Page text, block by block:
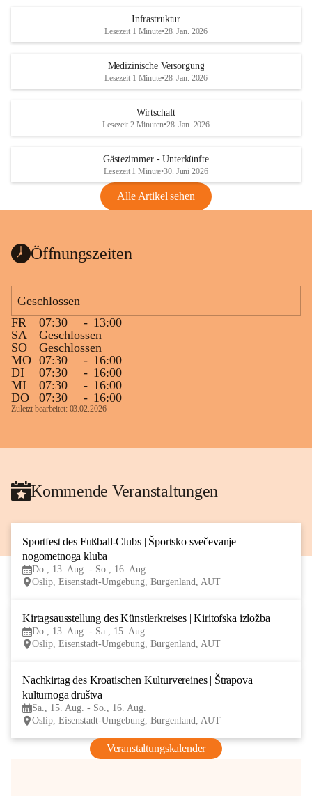
Infrastruktur
Lesezeit 1 Minute•28. Jan. 2026
Medizinische Versorgung
Lesezeit 1 Minute•28. Jan. 2026
Wirtschaft
Lesezeit 2 Minuten•28. Jan. 2026
Gästezimmer - Unterkünfte
Lesezeit 1 Minute•30. Juni 2026
Alle Artikel sehen
Öffnungszeiten
Geschlossen
FR
07:30 - 13:00
SA
Geschlossen
SO
Geschlossen
MO 07:30 - 16:00
DI
07:30 - 16:00
MI
07:30 - 16:00
DO
07:30 - 16:00
Zuletzt bearbeitet: 03.02.2026
Kommende Veranstaltungen
Sportfest des Fußball-Clubs | Športsko svečevanje
nogometnoga kluba
Do., 13. Aug. - So., 16. Aug.
Oslip, Eisenstadt-Umgebung, Burgenland, AUT
Kirtagsausstellung des Künstlerkreises | Kiritofska izložba
Do., 13. Aug. - Sa., 15. Aug.
Oslip, Eisenstadt-Umgebung, Burgenland, AUT
Nachkirtag des Kroatischen Kulturvereines | Štrapova
kulturnoga društva
Sa., 15. Aug. - So., 16. Aug.
Oslip, Eisenstadt-Umgebung, Burgenland, AUT
Veranstaltungskalender